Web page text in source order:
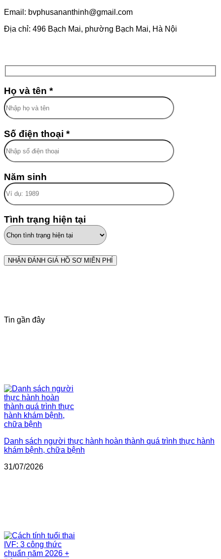
Email: bvphusananthinh@gmail.com
Địa chỉ: 496 Bạch Mai, phường Bạch Mai, Hà Nội
Họ và tên *
Số điện thoại *
Năm sinh
Tình trạng hiện tại
Tin gần đây
Danh sách người thực hành hoàn thành quá trình thực hành
khám bệnh, chữa bệnh
31/07/2026